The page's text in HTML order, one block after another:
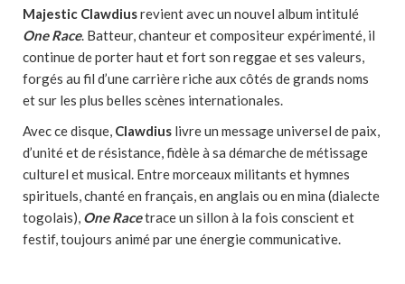
Majestic Clawdiusrevient avec un nouvel album intitulé
One Race. Batteur, chanteur et compositeur expérimenté, il
continue de porter haut et fort son reggae et ses valeurs,
forgés au fil d’une carrière riche aux côtés de grands noms
et sur les plus belles scènes internationales.
Avec ce disque, Clawdius livre un message universel de paix,
d’unité et de résistance, fidèle à sa démarche de métissage
culturel et musical. Entre morceaux militants et hymnes
spirituels, chanté en français, en anglais ou en mina (dialecte
togolais), One Racetrace un sillon à la fois conscient et
festif, toujours animé par une énergie communicative.